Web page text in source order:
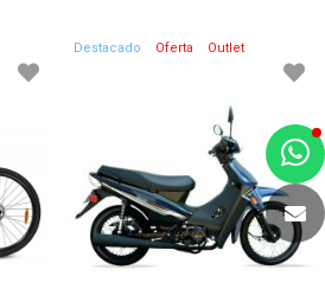
Destacado Oferta Outlet